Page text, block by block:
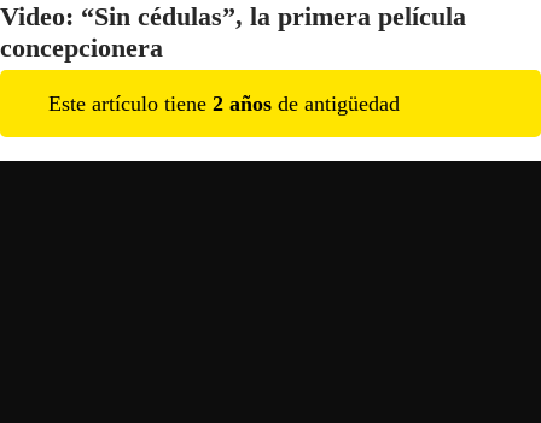
Video: “Sin cédulas”, la primera película
concepcionera
Este artículo tiene 2 años de antigüedad